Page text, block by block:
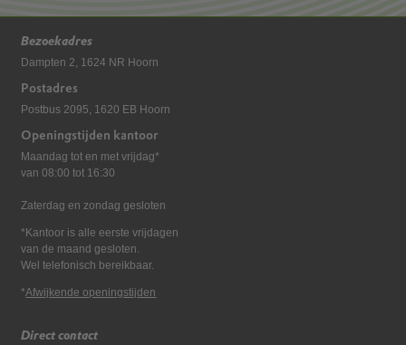
Bezoekadres
Dampten 2, 1624 NR Hoorn
Postadres
Postbus 2095, 1620 EB Hoorn
Openingstijden kantoor
Maandag tot en met vrijdag*
van 08:00 tot 16:30
Zaterdag en zondag gesloten
*Kantoor is alle eerste vrijdagen
van de maand gesloten.
Wel telefonisch bereikbaar.
*Afwijkende openingstijden
Direct contact